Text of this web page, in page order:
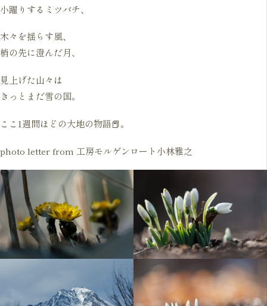
小躍りするミツバチ、
木々を揺らす風、
梢の先に澄んだ月、
見上げた山々は
きっとまだ雪の国。
ここ1週間ほどの大地の物語📕。
photo letter from 工房モルゲンロート小林雅之